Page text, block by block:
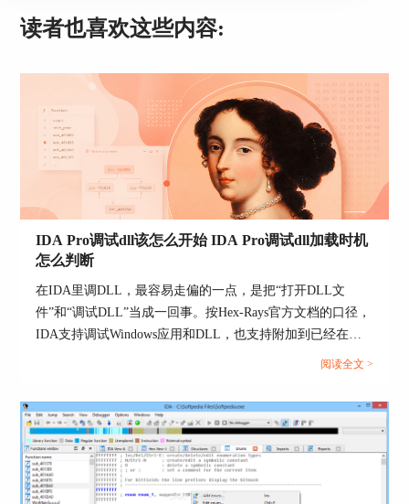
入口点在IDA里常显示为DllEntryPoint，并可能调
DllMain，你找不到DllMain时先把这条调用链走
通，往往就能定位到用户逻辑入口。
3、优先检查TLS回调是否早于DllMain执行
有些dll会通过TLS回调在入口点之前执行初始化代
码，导致你死盯DllMain却看不到关键逻辑，按Ctrl
加E的入口点列表查看是否存在TlsCallback条目并
先分析它。
4、确认是不是资源型dll或入口点为空
如果入口点列表为空或入口跳转后明显不在代码
段，可能是资源型dll或入口点为0，这类文件可能
没有有效的初始化代码，你需要转而从导出函数或
32位dll用32位IDA加载，64位dll用64位IDA加载，
位数不匹配会让入口识别与反编译表现异常；如果
一开始加载选项不当，建议重新载入并让自动分析
跑完后再找入口。
读者也喜欢这些内容:
IDA Pro调试dll该怎么开始 IDA Pro调试dll加载时机
怎么判断
在IDA里调DLL，最容易走偏的一点，是把“打开DLL文
件”和“调试DLL”当成一回事。按Hex-Rays官方文档的口径，
IDA支持调试Windows应用和DLL，也支持附加到已经在运
行的进程；调试前还需要在【Debugger】里的【Process
径。与此同时，调试期里还有专门的【Module list】窗口，
用来显示当前进程已经加载的所有模块。也就是说，调DLL
的核心不是单独把DLL跑起来，而是先找到会加载它的宿主
进程，再让IDA把“当前IDB对应的模块”和“运行中的模块实
例”对上。...
阅读全文 >